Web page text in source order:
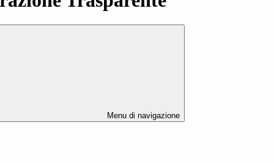
Menu di navigazione